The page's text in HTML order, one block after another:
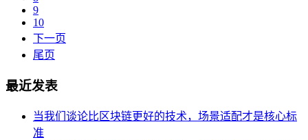
9
10
下一页
尾页
最近发表
当我们谈论比区块链更好的技术，场景适配才是核心标
准